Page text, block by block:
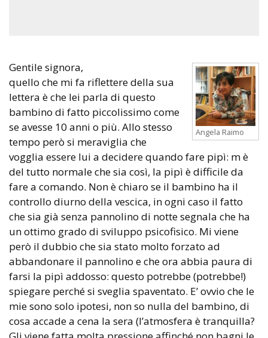
Angela Raimo
Gentile signora,
quello che mi fa riflettere della sua
lettera è che lei parla di questo
bambino di fatto piccolissimo come
se avesse 10 anni o più. Allo stesso
tempo però si meraviglia che
vogglia essere lui a decidere quando fare pipì: m è
del tutto normale che sia così, la pipì è difficile da
fare a comando. Non è chiaro se il bambino ha il
controllo diurno della vescica, in ogni caso il fatto
che sia già senza pannolino di notte segnala che ha
un ottimo grado di sviluppo psicofisico. Mi viene
però il dubbio che sia stato molto forzato ad
abbandonare il pannolino e che ora abbia paura di
farsi la pipì addosso: questo potrebbe (potrebbe!)
spiegare perché si sveglia spaventato. E’ ovvio che le
mie sono solo ipotesi, non so nulla del bambino, di
cosa accade a cena la sera (l’atmosfera è tranquilla?